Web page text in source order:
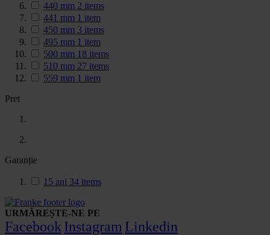
440 mm 2 items
441 mm 1 item
450 mm 3 items
495 mm 1 item
500 mm 18 items
510 mm 27 items
559 mm 1 item
Pret
Garanție
15 ani 34 items
URMĂREȘTE-NE PE
Facebook Instagram Linkedin